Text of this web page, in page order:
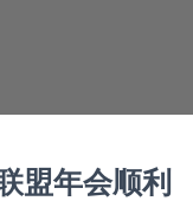
盟年会顺利